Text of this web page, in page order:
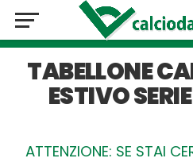
TABELLONE
ESTIVO
ATTENZIONE: SE STAI